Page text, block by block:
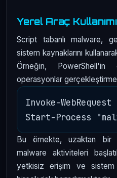
Yerel Araç Kullanımı
Script tabanlı malware,
sistem kaynaklarını
Örneğin, PowerShell'in
operasyonlar
Invoke-
Bu örnekte, uzaktan bir
malware aktiviteleri
yetkisiz erişim ve sistem